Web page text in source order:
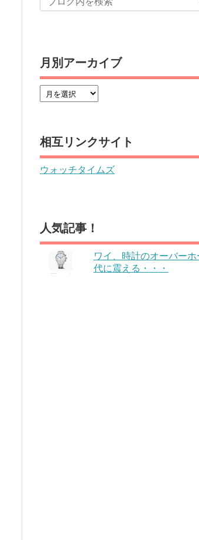
月別アーカイブ
相互リンクサイト
ウォッチタイムズ
人気記事！
ワイ、時計のオーバーホ
代に震える・・・